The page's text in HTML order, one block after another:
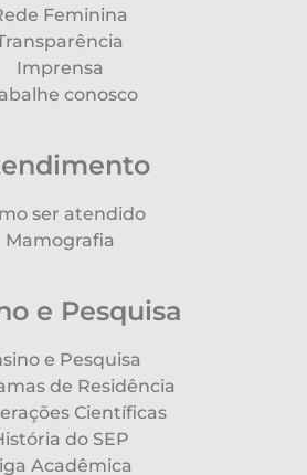
Feminina
Imprensa
conosco
ser atendido
Mamografia
e Pesquisa
e Pesquisa
de Residência
Científicas
do SEP
Acadêmica